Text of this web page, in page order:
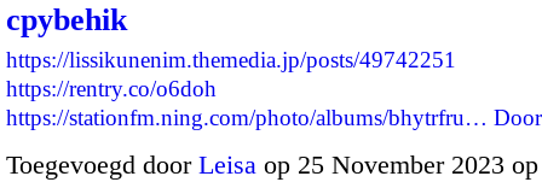
cpybehik
https://lissikunenim.themedia.jp/posts/49742251
https://rentry.co/o6doh
https://stationfm.ning.com/photo/albums/bhytrfru…
Toegevoegd door Leisa op 25 November 2023